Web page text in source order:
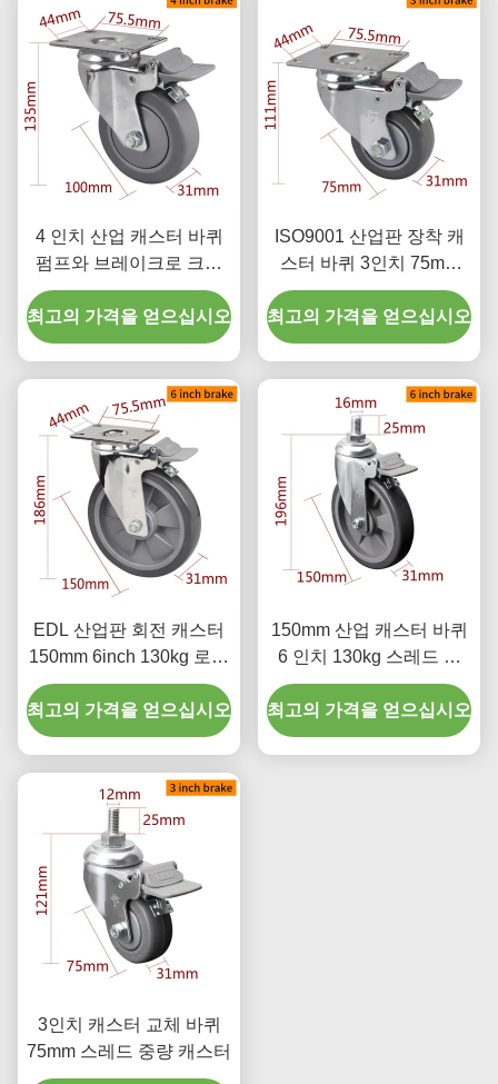
4 인치 산업 캐스터 바퀴
펌프와 브레이크로 크롬
코팅
최고의 가격을 얻으십시오
ISO9001 산업판 장착 캐
스터 바퀴 3인치 75mm
5723P-77
최고의 가격을 얻으십시오
EDL 산업판 회전 캐스터
150mm 6inch 130kg 로드
크롬 코팅
최고의 가격을 얻으십시오
150mm 산업 캐스터 바퀴
6 인치 130kg 스레드 된
TPU 캐스터
최고의 가격을 얻으십시오
3인치 캐스터 교체 바퀴
75mm 스레드 중량 캐스터